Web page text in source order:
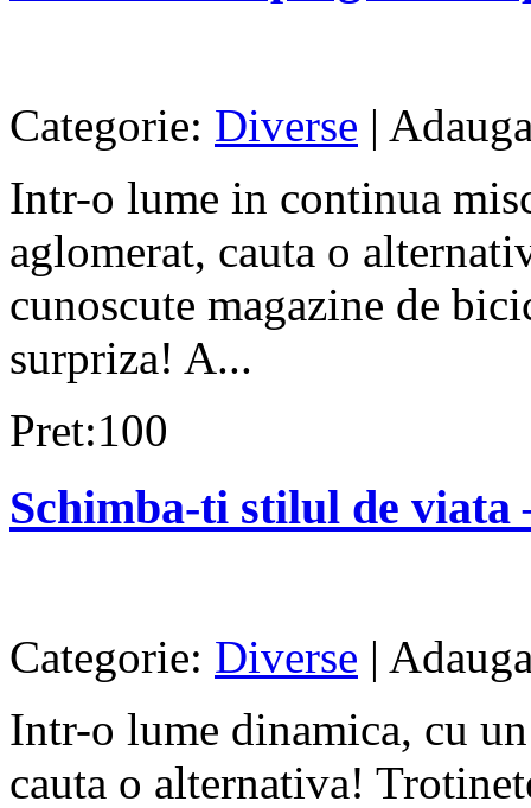
Categorie: Diverse |
Intr-o lume in continua
aglomerat, cauta o
cunoscute magazine de
surpriza! A...
Pret:100
Schimba-ti stilul de viata
Categorie: Diverse |
Intr-o lume dinamica, cu
cauta o alternativa!